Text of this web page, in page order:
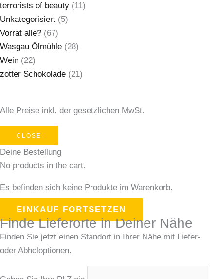
terrorists of beauty (11)
Unkategorisiert (5)
Vorrat alle? (67)
Wasgau Ölmühle (28)
Wein (22)
zotter Schokolade (21)
Alle Preise inkl. der gesetzlichen MwSt.
CLOSE
Deine Bestellung
No products in the cart.
Es befinden sich keine Produkte im Warenkorb.
EINKAUF FORTSETZEN
Finde Lieferorte in Deiner Nähe
Finden Sie jetzt einen Standort in Ihrer Nähe mit Liefer-
oder Abholoptionen.